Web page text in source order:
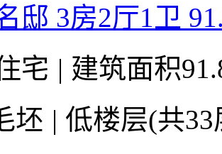
邸 3房2厅1卫
宅 | 建筑面积
坯 | 低楼层(共